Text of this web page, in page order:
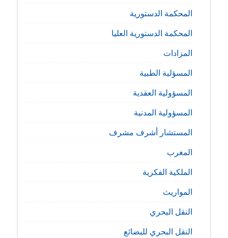
المحكمة الدستورية
المحكمة الدستورية العليا
المزادات
المسؤلية الطبية
المسؤولية العقدية
المسؤولية المدنية
المستشار أشرف مشرف
المغرب
الملكية الفكرية
المواريث
النقل البحري
النقل البحري للبضائع